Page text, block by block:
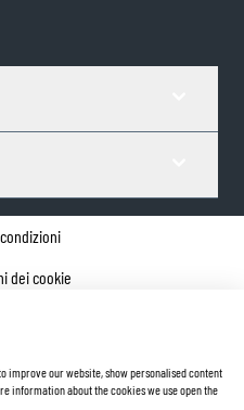
dei cookie
Tutti i diritti riservati.
improve our website, show personalised content
information about the cookies we use open the